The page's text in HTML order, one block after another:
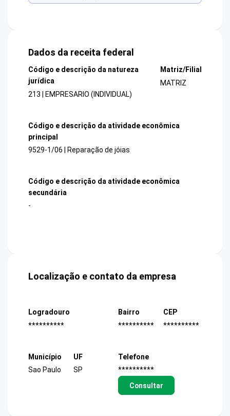
Dados da receita federal
Código e descrição da natureza
jurídica
213 | EMPRESARIO (INDIVIDUAL)
Matriz/Filial
MATRIZ
Código e descrição da atividade econômica
principal
9529-1/06 | Reparação de jóias
Código e descrição da atividade econômica
secundária
-
Localização e contato da empresa
Logradouro
**********
Bairro
**********
CEP
**********
Município
Sao Paulo
UF
SP
Telefone
**********
Consultar